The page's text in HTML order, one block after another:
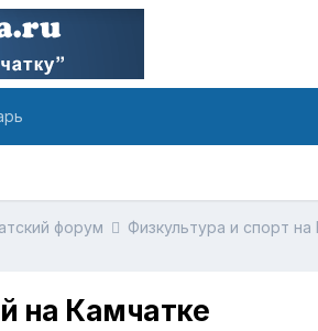
форум Физкультура и спорт на
на Камчатке